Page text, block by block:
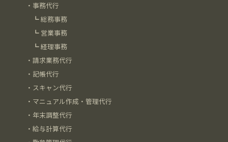
・ 事務代行
┗総務事務
┗ 営業事務
┗経理事務
・請求業務代行
・ 記帳代行
・ スキャン代行
・ マニュアル作成・管理代行
・ 年末調整代行
・給与計算代行